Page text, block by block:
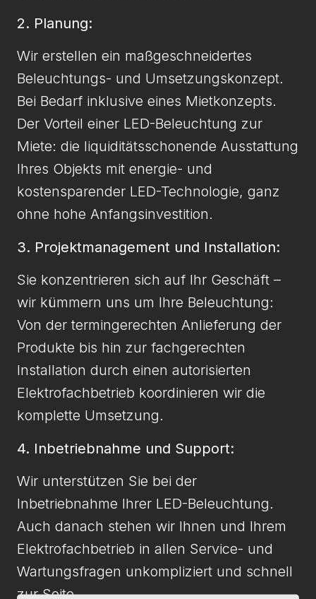
2. Planung:
Wir erstellen ein maßgeschneidertes
Beleuchtungs- und Umsetzungskonzept.
Bei Bedarf inklusive eines Mietkonzepts.
Der Vorteil einer LED-Beleuchtung zur
Miete: die liquiditätsschonende Ausstattung
Ihres Objekts mit energie- und
kostensparender LED-Technologie, ganz
ohne hohe Anfangsinvestition.
3. Projektmanagement und Installation:
Sie konzentrieren sich auf Ihr Geschäft –
wir kümmern uns um Ihre Beleuchtung:
Von der termingerechten Anlieferung der
Produkte bis hin zur fachgerechten
Installation durch einen autorisierten
Elektrofachbetrieb koordinieren wir die
komplette Umsetzung.
4. Inbetriebnahme und Support:
Wir unterstützen Sie bei der
Inbetriebnahme Ihrer LED-Beleuchtung.
Auch danach stehen wir Ihnen und Ihrem
Elektrofachbetrieb in allen Service- und
Wartungsfragen unkompliziert und schnell
zur Seite.